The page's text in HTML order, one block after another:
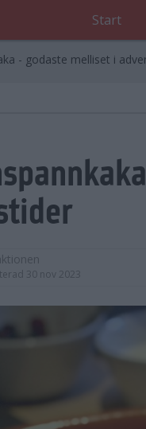
Start
- godaste melliset i
30 nov 2023